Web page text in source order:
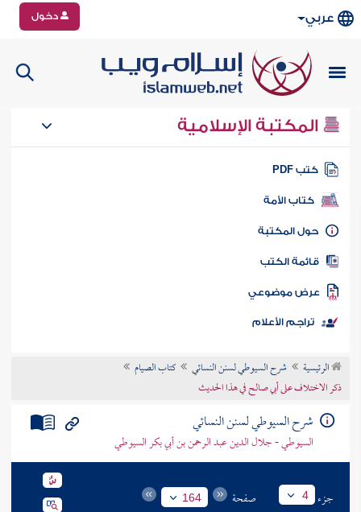
عربي دخول
المكتبة الإسلامية
كتب PDF
كتاب الأمة
المكتبة
الكتب
موضوعي
تراجم الأعلام
الرئيسية شرح السيوطي لسنن النسائي
كتاب الصيام
ذكر الاختلاف على أبي صالح في هذا الحديث
شرح السيوطي لسنن النسائي
السيوطي - جلال الدين عبد الرحمن بن أبي بكر السيوطي
جزء 4 صفحة 164